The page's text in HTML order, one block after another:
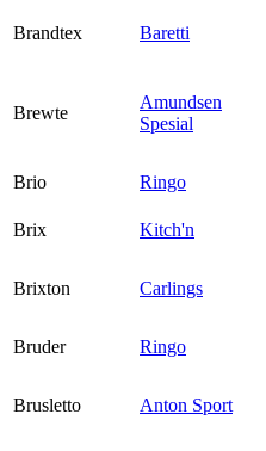
Brandtex Baretti
Brewte
Amundsen
Spesial
Brio
Ringo
Brix
Kitch'n
Brixton Carlings
Bruder
Ringo
Brusletto Anton Sport